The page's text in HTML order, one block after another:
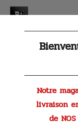
Notre
livraison
de NOS